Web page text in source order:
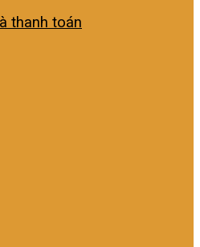
thanh toán